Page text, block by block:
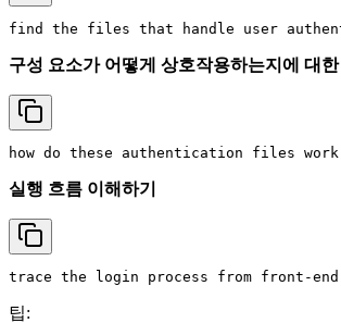
구성 요소가 어떻게 상호작용하는지에 대한
실행 흐름 이해하기
팁: